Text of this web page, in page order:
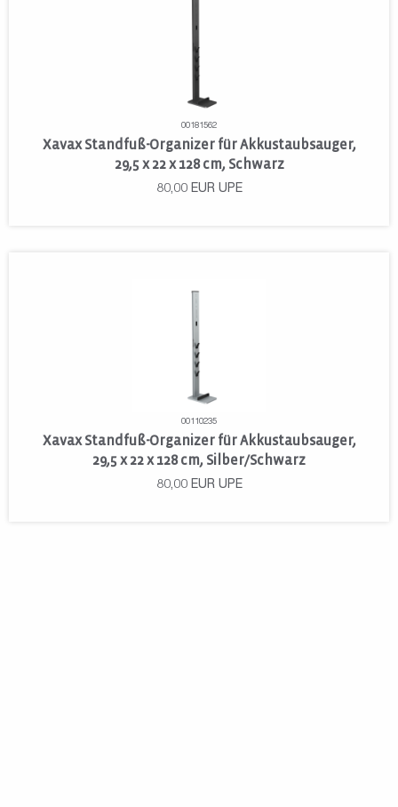
00181562
Xavax Standfuß-Organizer für Akkustaubsauger,
29,5 x 22 x 128 cm, Schwarz
80,00 EUR UPE
00110235
Xavax Standfuß-Organizer für Akkustaubsauger,
29,5 x 22 x 128 cm, Silber/Schwarz
80,00 EUR UPE